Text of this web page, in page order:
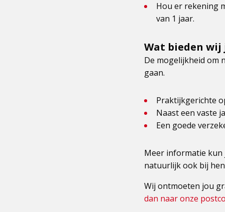
Hou er rekening
van 1 jaar.
Wat bieden wij
De mogelijkheid om
gaan.
Praktijkgerichte
Naast een vaste
Een goede
Meer informatie kun
natuurlijk ook bij
Wij ontmoeten jou
dan naar onze